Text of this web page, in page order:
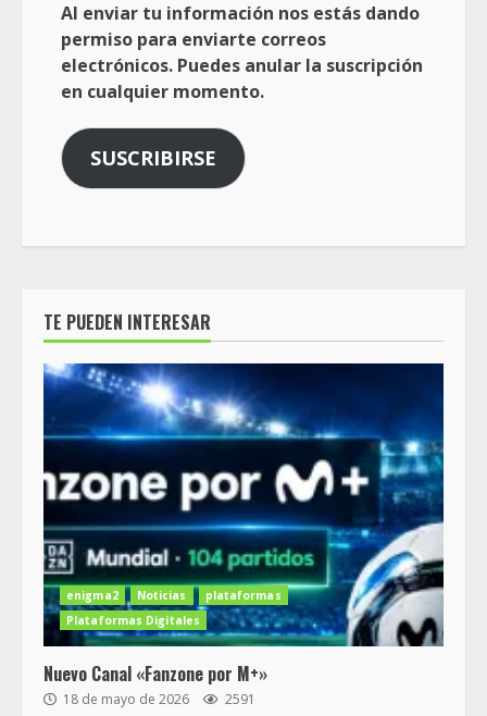
Al enviar tu información nos estás dando
permiso para enviarte correos
electrónicos. Puedes anular la suscripción
en cualquier momento.
SUSCRIBIRSE
TE PUEDEN INTERESAR
enigma2 Noticias
plataformas
Plataformas Digitales
Nuevo Canal «Fanzone por M+»
18 de mayo de 2026 2591